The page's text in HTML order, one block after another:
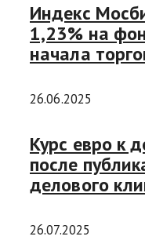
Индекс
1,23% на
начала
26.06.2025
Курс евро к
после
делового
26.07.2025